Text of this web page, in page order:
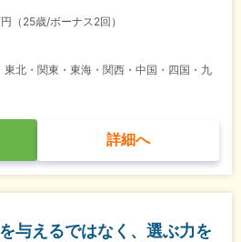
（25歳/ボーナス2回）
東北・関東・東海・関西・中国・四国・九
詳細へ
与えるではなく、選ぶ力を